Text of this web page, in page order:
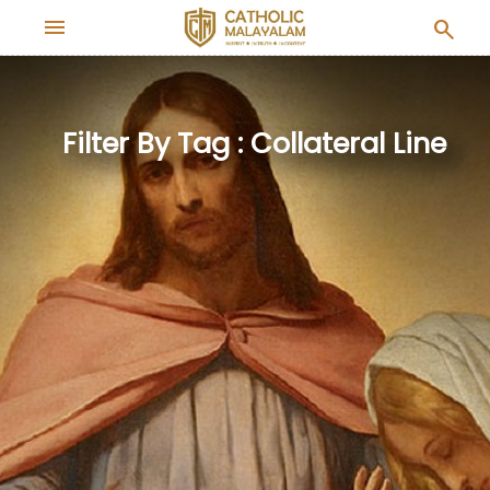
menu search
Filter By Tag : Collateral Line